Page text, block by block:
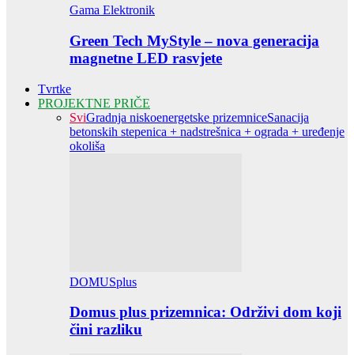
Gama Elektronik
Green Tech MyStyle – nova generacija
magnetne LED rasvjete
Tvrtke
PROJEKTNE PRIČE
SviGradnja niskoenergetske prizemniceSanacija
betonskih stepenica + nadstrešnica + ograda + uređenje
okoliša
DOMUSplus
Domus plus prizemnica: Održivi dom koji
čini razliku